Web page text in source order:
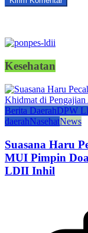
Kesehatan
Berita DaerahDPW
daerahNasehatNews
Suasana Haru
MUI Pimpin
LDII Inhil